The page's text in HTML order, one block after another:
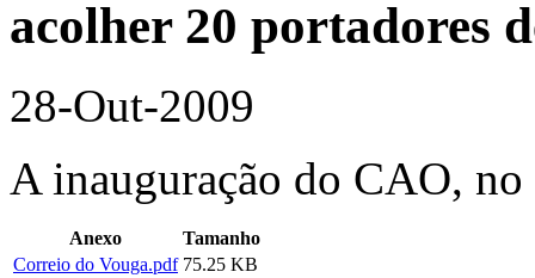
acolher 20 portadores
28-Out-2009
A inauguração do CAO, no
Anexo
Tamanho
Correio do Vouga.pdf 75.25 KB